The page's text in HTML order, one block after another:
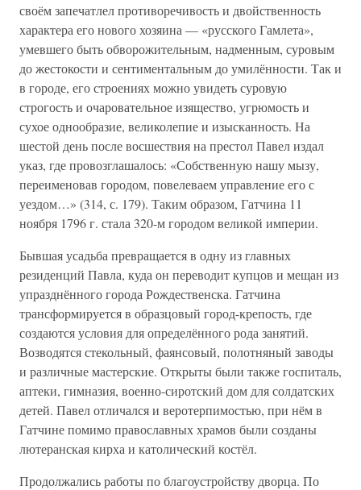
своём запечатлел противоречивость и двойственность
характера его нового хозяина — «русского Гамлета»,
умевшего быть обворожительным, надменным, суровым
до жестокости и сентиментальным до умилённости. Так и
в городе, его строениях можно увидеть суровую
строгость и очаровательное изящество, угрюмость и
сухое однообразие, великолепие и изысканность. На
шестой день после восшествия на престол Павел издал
указ, где провозглашалось: «Собственную нашу мызу,
переименовав городом, повелеваем управление его с
уездом…» (314, с. 179). Таким образом, Гатчина 11
ноября 1796 г. стала 320-м городом великой империи.
Бывшая усадьба превращается в одну из главных
резиденций Павла, куда он переводит купцов и мещан из
упразднённого города Рождественска. Гатчина
трансформируется в образцовый город-крепость, где
создаются условия для определённого рода занятий.
Возводятся стекольный, фаянсовый, полотняный заводы
и различные мастерские. Открыты были также госпиталь,
аптеки, гимназия, военно-сиротский дом для солдатских
детей. Павел отличался и веротерпимостью, при нём в
Гатчине помимо православных храмов были созданы
лютеранская кирха и католический костёл.
Продолжались работы по благоустройству дворца. По